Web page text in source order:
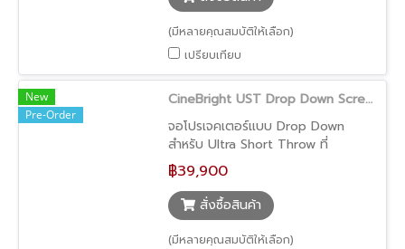
พื้นอัตโนมัติ และซ่อนเก็บได้อย่างเรียบ
เนียน ช่วยให้ห้องดูโล่งและเป็นระเบียบ
มากยิ่งขึ้น
(มีหลายคุณสมบัติให้เลือก)
เปรียบเทียบ
New
Pre-Order
CineBright UST Drop Down Screen (จอโปรเจคเตอร์ UST ติดเพดาน ภาพสว่าง ใช้งานง่าย ประหยัดพื้นที่)
จอโปรเจคเตอร์แบบ Drop Down
สำหรับ Ultra Short Throw ที่
ออกแบบมาเพื่อให้ภาพมีความสว่างและ
สีสันสดใส เหมาะสำหรับการใช้งานใน
ชีวิตประจำวัน ตัวจอติดตั้งบนเพดาน
หรือฝ้า ช่วยให้ห้องดูเรียบร้อย และ
สามารถเปิด-ปิดใช้งานได้สะดวก
฿39,900
สั่งซื้อสินค้า
(มีหลายคุณสมบัติให้เลือก)